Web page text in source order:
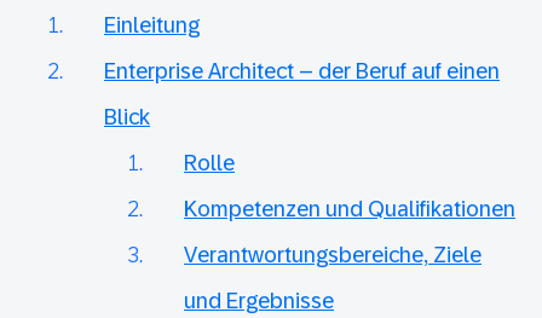
Einleitung
Enterprise Architect – der Beruf auf einen
Blick
Rolle
Kompetenzen und Qualifikationen
Verantwortungsbereiche, Ziele
und Ergebnisse